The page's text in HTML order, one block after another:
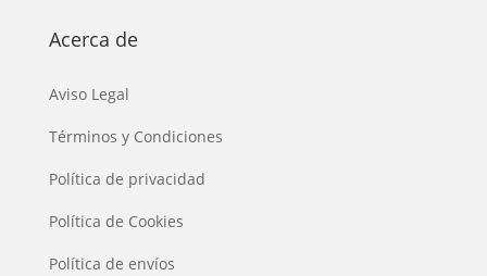
Acerca de
Aviso Legal
Términos y Condiciones
Política de privacidad
Política de Cookies
Política de envíos